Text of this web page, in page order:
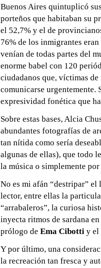
Buenos Aires quintuplicó
porteños que habitaban su
el 52,7% y el de
76% de los inmigrantes
venían de todas partes del
enorme babel con 120
ciudadanos que, víctimas de
comunicarse urgentemente.
expresividad fonética que
Sobre estas bases, Alcia
abundantes fotografías de
tan nítida como sería
algunas de ellas), que todo
la música o simplemente
No es mi afán “destripar”
lector, entre ellas la
“arrabaleros”, la curiosa
inyecta ritmos de sardana
prólogo de Ema Cibotti y el
Y por último, una
la recreación tan fresca y